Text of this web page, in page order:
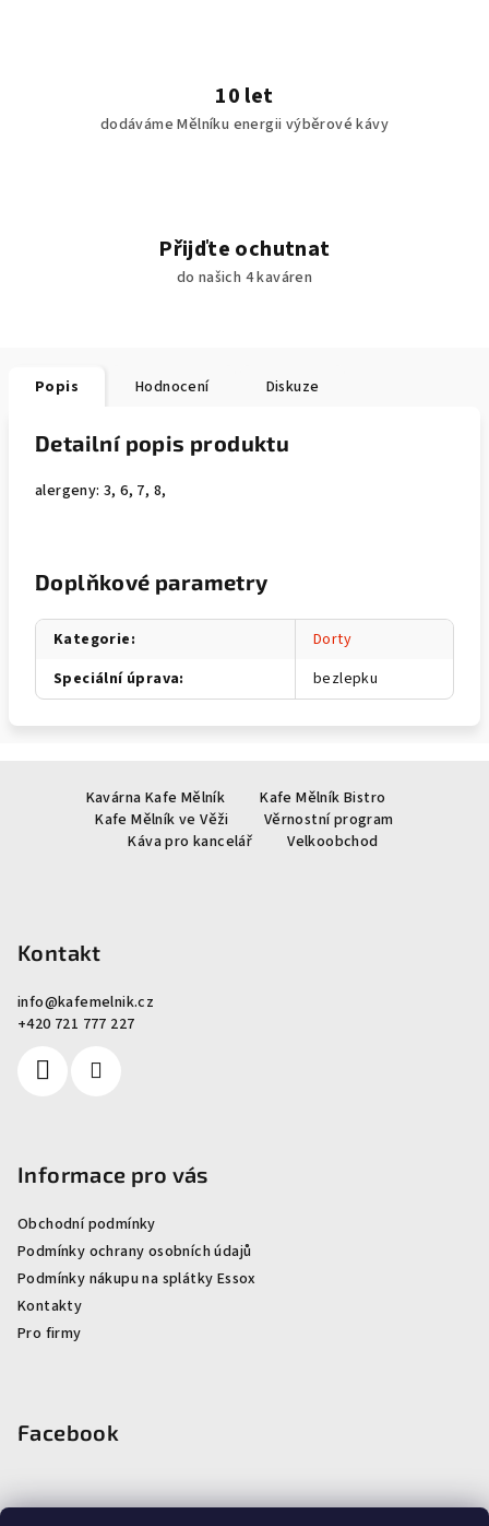
10 let
dodáváme Mělníku energii výběrové kávy
Přijďte ochutnat
do našich 4 kaváren
Popis Hodnocení Diskuze
Detailní popis produktu
alergeny: 3, 6, 7, 8,
Doplňkové parametry
Kategorie:
Dorty
Speciální úprava: bezlepku
Kavárna Kafe Mělník
Kafe Mělník Bistro
Kafe Mělník ve Věži
Věrnostní program
Káva pro kancelář
Velkoobchod
Kontakt
info@kafemelnik.cz
+420 721 777 227
Informace pro vás
Obchodní podmínky
Podmínky ochrany osobních údajů
Podmínky nákupu na splátky Essox
Kontakty
Pro firmy
Facebook